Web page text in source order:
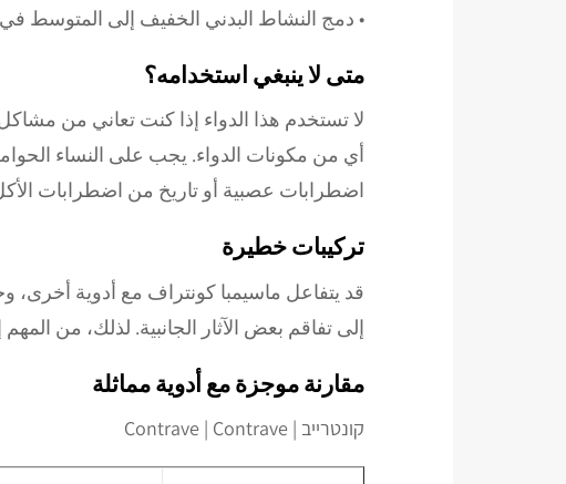
• دمج النشاط البدني الخفيف إلى المتوسط في
متى لا ينبغي استخدامه؟
لا تستخدم هذا الدواء إذا كنت تعاني من
أي من مكونات الدواء. يجب على النساء
اضطرابات عصبية أو تاريخ من اضطرابات
تركيبات خطيرة
قد يتفاعل ماسيمبا كونتراف مع أدوية أخرى،
إلى تفاقم بعض الآثار الجانبية. لذلك، من
مقارنة موجزة مع أدوية مماثلة
קונטרייב | Contrave | Contrave